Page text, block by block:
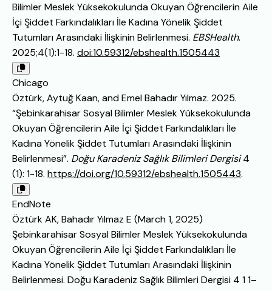
Bilimler Meslek Yüksekokulunda Okuyan Öğrencilerin Aile
İçi Şiddet Farkındalıkları İle Kadına Yönelik Şiddet
Tutumları Arasındaki İlişkinin Belirlenmesi. EBSHealth.
2025;4(1):1-18. doi:10.59312/ebshealth.1505443
Chicago
Öztürk, Aytuğ Kaan, and Emel Bahadır Yılmaz. 2025.
“Şebinkarahisar Sosyal Bilimler Meslek Yüksekokulunda
Okuyan Öğrencilerin Aile İçi Şiddet Farkındalıkları İle
Kadına Yönelik Şiddet Tutumları Arasındaki İlişkinin
Belirlenmesi”. Doğu Karadeniz Sağlık Bilimleri Dergisi4
(1): 1-18. https://doi.org/10.59312/ebshealth.1505443.
EndNote
Öztürk AK, Bahadır Yılmaz E (March 1, 2025)
Şebinkarahisar Sosyal Bilimler Meslek Yüksekokulunda
Okuyan Öğrencilerin Aile İçi Şiddet Farkındalıkları İle
Kadına Yönelik Şiddet Tutumları Arasındaki İlişkinin
Belirlenmesi. Doğu Karadeniz Sağlık Bilimleri Dergisi 4 1 1–